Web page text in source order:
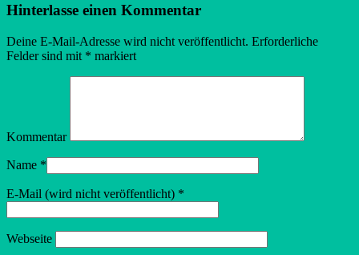
Hinterlasse einen Kommentar
Deine E-Mail-Adresse wird nicht veröffentlicht. Erforderliche
Felder sind mit * markiert
Kommentar
Name *
E-Mail (wird nicht veröffentlicht) *
Webseite